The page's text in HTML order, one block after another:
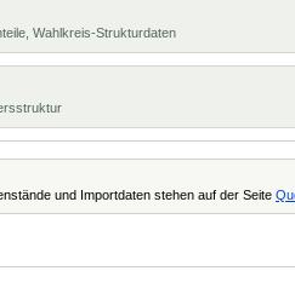
Wahlkreis-Strukturdaten
und Importdaten stehen auf der Seite